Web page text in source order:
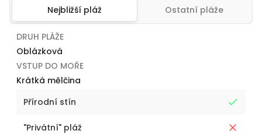
Nejbližší pláž Ostatní pláže
DRUH PLÁŽE
Oblázková
VSTUP DO MOŘE
Krátká mělčina
Přírodní stín
"Privátní" pláž